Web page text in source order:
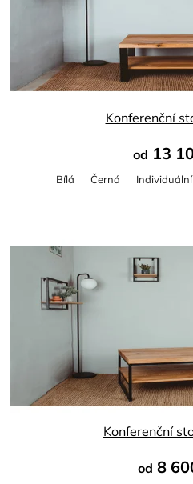
Konferenční
5
od 13
Bílá Černá
Konferenční
od 8